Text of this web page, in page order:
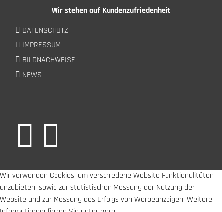
Wir stehen auf Kundenzufriedenheit
DATENSCHUTZ
IMPRESSUM
BILDNACHWEISE
NEWS
Wir verwenden Cookies, um verschiedene Website Funktionalitäten
anzubieten, sowie zur statistischen Messung der Nutzung der
Website und zur Messung des Erfolgs von Werbeanzeigen. Weitere